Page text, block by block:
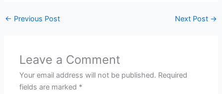
← Previous Post Next Post →
Leave a Comment
Your email address will not be published. Required
fields are marked *